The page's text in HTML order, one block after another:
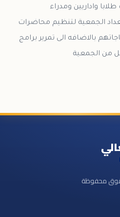
واداريين ومدراء
الجمعية لتنظيم محاضرات
بالاضافه الى تمرير برامج
محفوظة